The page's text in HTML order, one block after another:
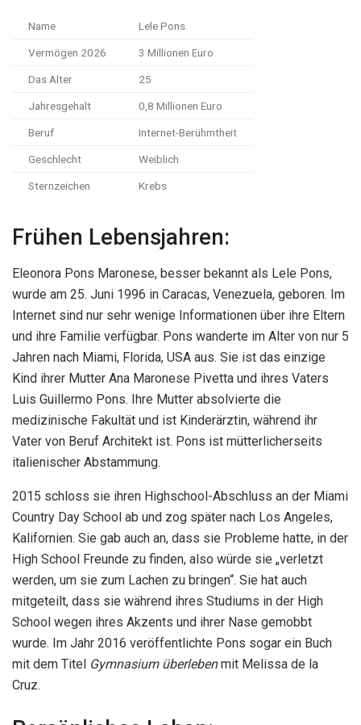
Name Lele Pons
Vermögen 2026 3 Millionen Euro
Das Alter 25
Jahresgehalt 0,8 Millionen Euro
Beruf Internet-Berühmtheit
Geschlecht Weiblich
Sternzeichen Krebs
Frühen Lebensjahren:
Eleonora Pons Maronese, besser bekannt als Lele Pons,
wurde am 25. Juni 1996 in Caracas, Venezuela, geboren. Im
Internet sind nur sehr wenige Informationen über ihre Eltern
und ihre Familie verfügbar. Pons wanderte im Alter von nur 5
Jahren nach Miami, Florida, USA aus. Sie ist das einzige
Kind ihrer Mutter Ana Maronese Pivetta und ihres Vaters
Luis Guillermo Pons. Ihre Mutter absolvierte die
medizinische Fakultät und ist Kinderärztin, während ihr
Vater von Beruf Architekt ist. Pons ist mütterlicherseits
italienischer Abstammung.
2015 schloss sie ihren Highschool-Abschluss an der Miami
Country Day School ab und zog später nach Los Angeles,
Kalifornien. Sie gab auch an, dass sie Probleme hatte, in der
High School Freunde zu finden, also würde sie „verletzt
werden, um sie zum Lachen zu bringen“. Sie hat auch
mitgeteilt, dass sie während ihres Studiums in der High
School wegen ihres Akzents und ihrer Nase gemobbt
wurde. Im Jahr 2016 veröffentlichte Pons sogar ein Buch
mit dem Titel Gymnasium überlebenmit Melissa de la
Cruz.